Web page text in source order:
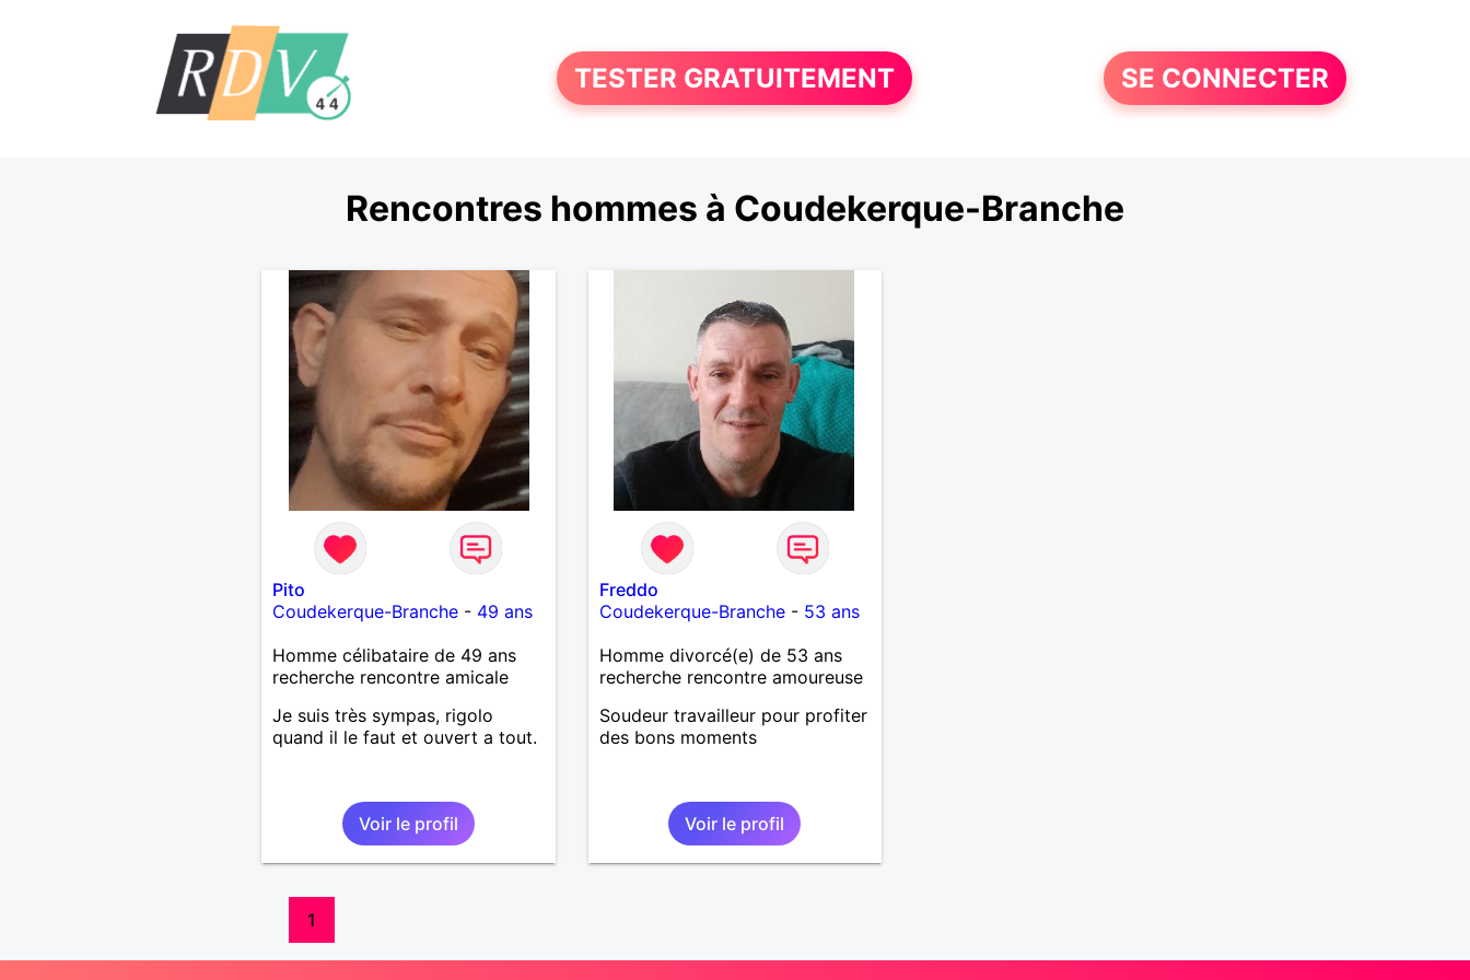
TESTER GRATUITEMENT SE CONNECTER
Rencontres hommes à Coudekerque-Branche
Pito
Coudekerque-Branche- 49 ans
Homme célibataire de 49 ans
recherche rencontre amicale
Je suis très sympas, rigolo
quand il le faut et ouvert a tout.
Voir le profil
Freddo
Coudekerque-Branche- 53 ans
Homme divorcé(e) de 53 ans
recherche rencontre amoureuse
Soudeur travailleur pour profiter
des bons moments
Voir le profil
1